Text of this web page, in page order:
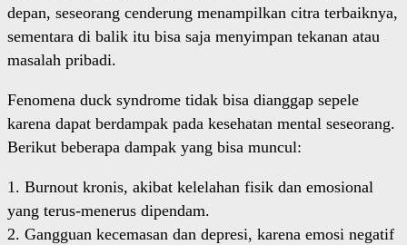
depan, seseorang cenderung menampilkan citra terbaiknya,
sementara di balik itu bisa saja menyimpan tekanan atau
masalah pribadi.
Fenomena duck syndrome tidak bisa dianggap sepele
karena dapat berdampak pada kesehatan mental seseorang.
Berikut beberapa dampak yang bisa muncul:
1. Burnout kronis, akibat kelelahan fisik dan emosional
yang terus-menerus dipendam.
2. Gangguan kecemasan dan depresi, karena emosi negatif